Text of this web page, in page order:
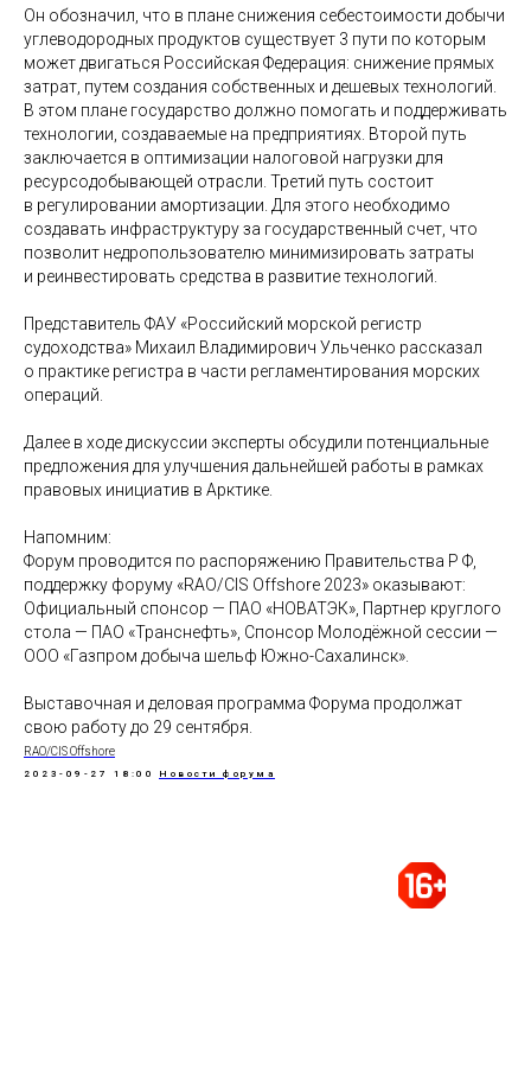
Он обозначил, что в плане снижения себестоимости добычи
углеводородных продуктов существует 3 пути по которым
может двигаться Российская Федерация: снижение прямых
затрат, путем создания собственных и дешевых технологий.
В этом плане государство должно помогать и поддерживать
технологии, создаваемые на предприятиях. Второй путь
заключается в оптимизации налоговой нагрузки для
ресурсодобывающей отрасли. Третий путь состоит
в регулировании амортизации. Для этого необходимо
создавать инфраструктуру за государственный счет, что
позволит недропользователю минимизировать затраты
и реинвестировать средства в развитие технологий.
Представитель ФАУ «Российский морской регистр
судоходства» Михаил Владимирович Ульченко рассказал
о практике регистра в части регламентирования морских
операций.
Далее в ходе дискуссии эксперты обсудили потенциальные
предложения для улучшения дальнейшей работы в рамках
правовых инициатив в Арктике.
Напомним:
Форум проводится по распоряжению Правительства Р Ф,
поддержку форуму «RAO/CIS Offshore 2023» оказывают:
Официальный спонсор — ПАО «НОВАТЭК», Партнер круглого
стола — ПАО «Транснефть», Спонсор Молодёжной сессии —
ООО «Газпром добыча шельф Южно-Сахалинск».
Выставочная и деловая программа Форума продолжат
свою работу до 29 сентября.
RAO/CIS Offshore
2023-09-27 18:00 Новости форума